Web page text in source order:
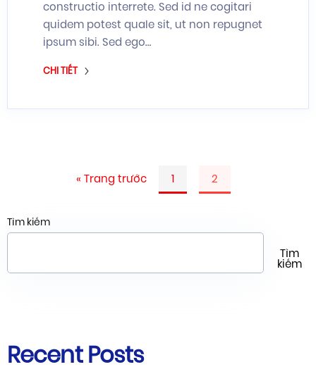
constructio interrete. Sed id ne cogitari
quidem potest quale sit, ut non repugnet
ipsum sibi. Sed ego…
CHI TIẾT
« Trang trước 1 2
Tìm kiếm
Tìm
kiếm
Recent Posts